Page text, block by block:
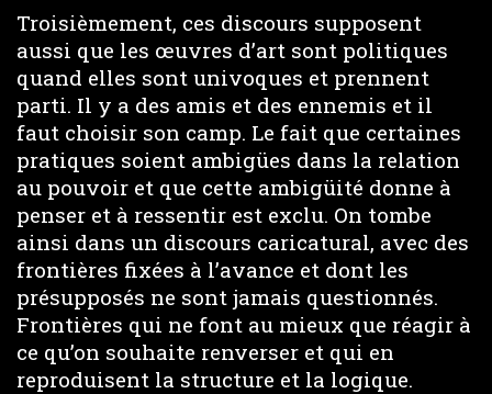
Troisièmement, ces discours supposent
aussi que les œuvres d’art sont politiques
quand elles sont univoques et prennent
parti. Il y a des amis et des ennemis et il
faut choisir son camp. Le fait que certaines
pratiques soient ambigües dans la relation
au pouvoir et que cette ambigüité donne à
penser et à ressentir est exclu. On tombe
ainsi dans un discours caricatural, avec des
frontières fixées à l’avance et dont les
présupposés ne sont jamais questionnés.
Frontières qui ne font au mieux que réagir à
ce qu’on souhaite renverser et qui en
reproduisent la structure et la logique.